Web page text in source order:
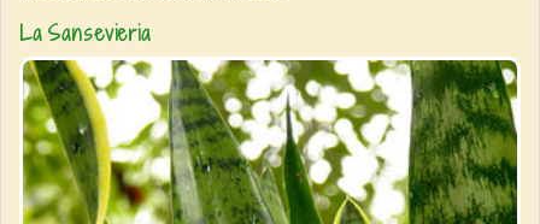
La Sansevieria